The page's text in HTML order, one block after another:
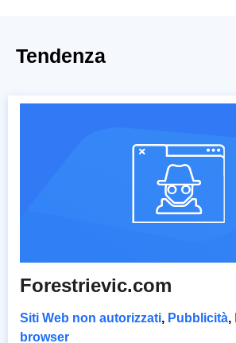
Tendenza
Forestrievic.com
Siti Web non autorizzati, Pubblicità,
browser